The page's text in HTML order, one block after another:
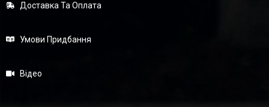
Доставка Та Оплата
Умови Придбання
Відео